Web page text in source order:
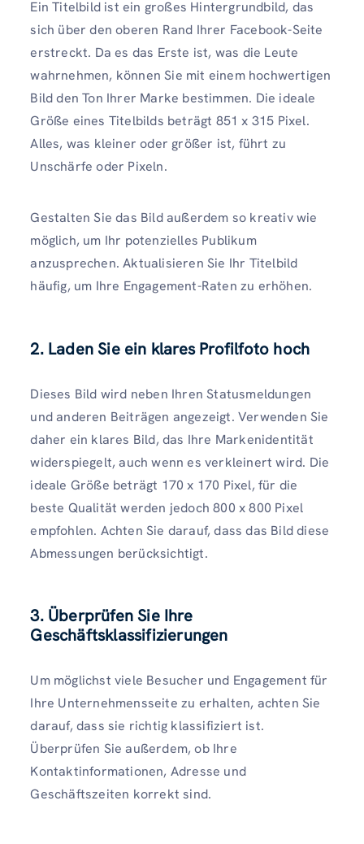
Ein Titelbild ist ein großes Hintergrundbild, das
sich über den oberen Rand Ihrer Facebook-Seite
erstreckt. Da es das Erste ist, was die Leute
wahrnehmen, können Sie mit einem hochwertigen
Bild den Ton Ihrer Marke bestimmen. Die ideale
Größe eines Titelbilds beträgt 851 x 315 Pixel.
Alles, was kleiner oder größer ist, führt zu
Unschärfe oder Pixeln.
Gestalten Sie das Bild außerdem so kreativ wie
möglich, um Ihr potenzielles Publikum
anzusprechen. Aktualisieren Sie Ihr Titelbild
häufig, um Ihre Engagement-Raten zu erhöhen.
2. Laden Sie ein klares Profilfoto hoch
Dieses Bild wird neben Ihren Statusmeldungen
und anderen Beiträgen angezeigt. Verwenden Sie
daher ein klares Bild, das Ihre Markenidentität
widerspiegelt, auch wenn es verkleinert wird. Die
ideale Größe beträgt 170 x 170 Pixel, für die
beste Qualität werden jedoch 800 x 800 Pixel
empfohlen. Achten Sie darauf, dass das Bild diese
Abmessungen berücksichtigt.
3. Überprüfen Sie Ihre
Geschäftsklassifizierungen
Um möglichst viele Besucher und Engagement für
Ihre Unternehmensseite zu erhalten, achten Sie
darauf, dass sie richtig klassifiziert ist.
Überprüfen Sie außerdem, ob Ihre
Kontaktinformationen, Adresse und
Geschäftszeiten korrekt sind.